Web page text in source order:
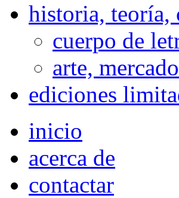
historia, teoría,
cuerpo de
arte,
ediciones
inicio
acerca de
contactar